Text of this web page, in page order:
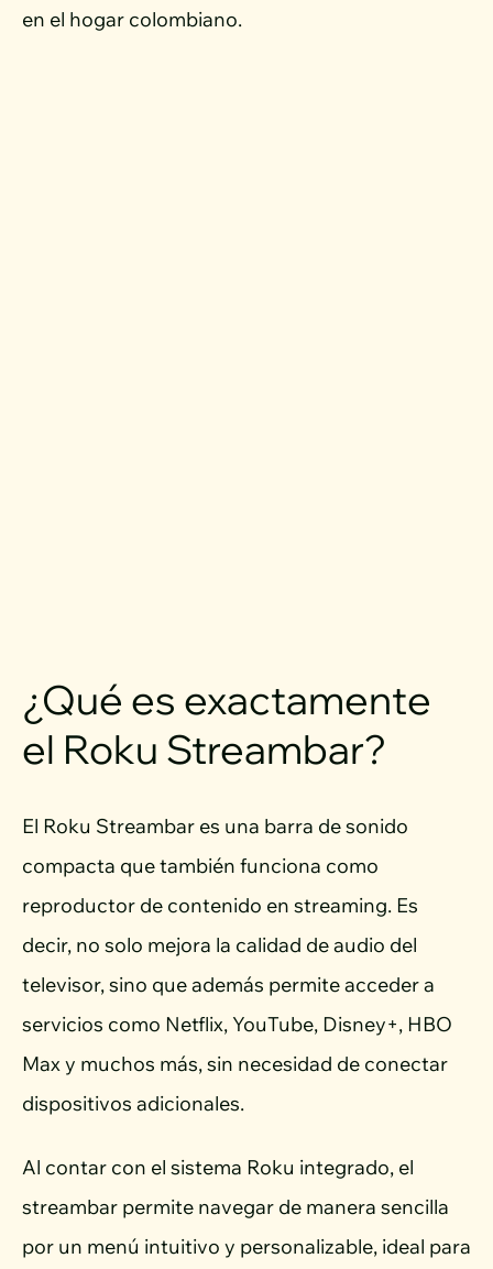
en el hogar colombiano.
¿Qué es exactamente
el Roku Streambar?
El Roku Streambar es una barra de sonido
compacta que también funciona como
reproductor de contenido en streaming. Es
decir, no solo mejora la calidad de audio del
televisor, sino que además permite acceder a
servicios como Netflix, YouTube, Disney+, HBO
Max y muchos más, sin necesidad de conectar
dispositivos adicionales.
Al contar con el sistema Roku integrado, el
streambar permite navegar de manera sencilla
por un menú intuitivo y personalizable, ideal para